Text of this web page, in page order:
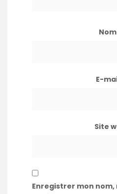
Nom
E-
Site
Enregistrer mon